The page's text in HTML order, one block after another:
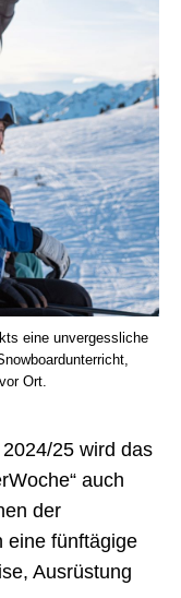
eine unvergessliche
Ort.
25 wird das
auch
der
eine fünftägige
Ausrüstung